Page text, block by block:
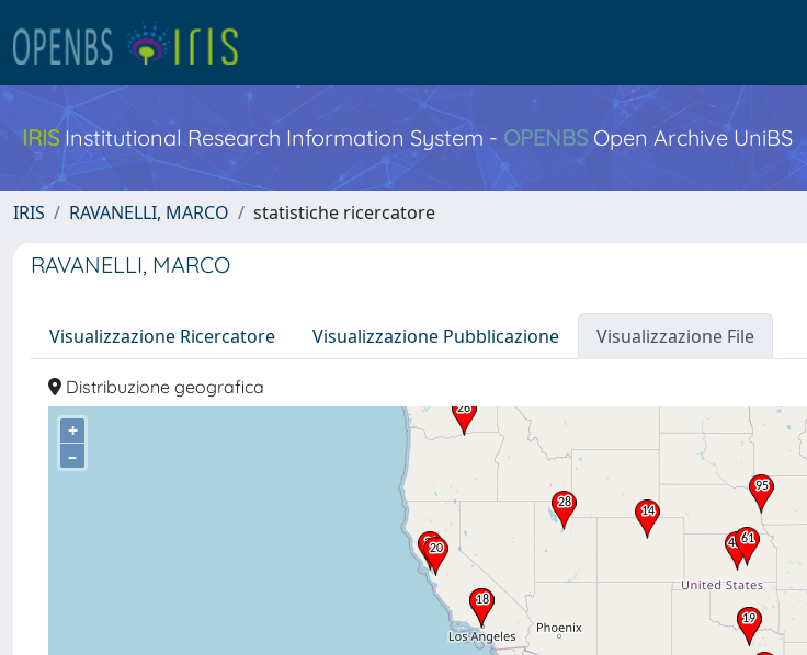
IRIS Institutional Research Information System - OPENBS Open Archive UniBS
IRIS RAVANELLI, MARCO statistiche ricercatore
RAVANELLI, MARCO
Visualizzazione Ricercatore Visualizzazione Pubblicazione Visualizzazione File
Distribuzione geografica
+
–